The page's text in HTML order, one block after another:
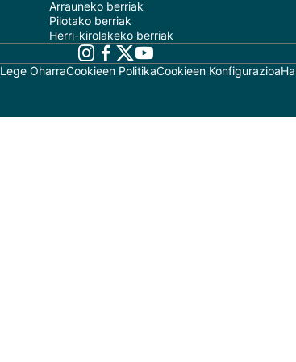
Arrauneko berriak
Pilotako berriak
Herri-kirolakeko berriak
Lege OharraCookieen PolitikaCookieen Konfigurazioa